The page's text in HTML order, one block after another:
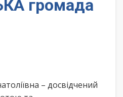
громада
– досвідчений